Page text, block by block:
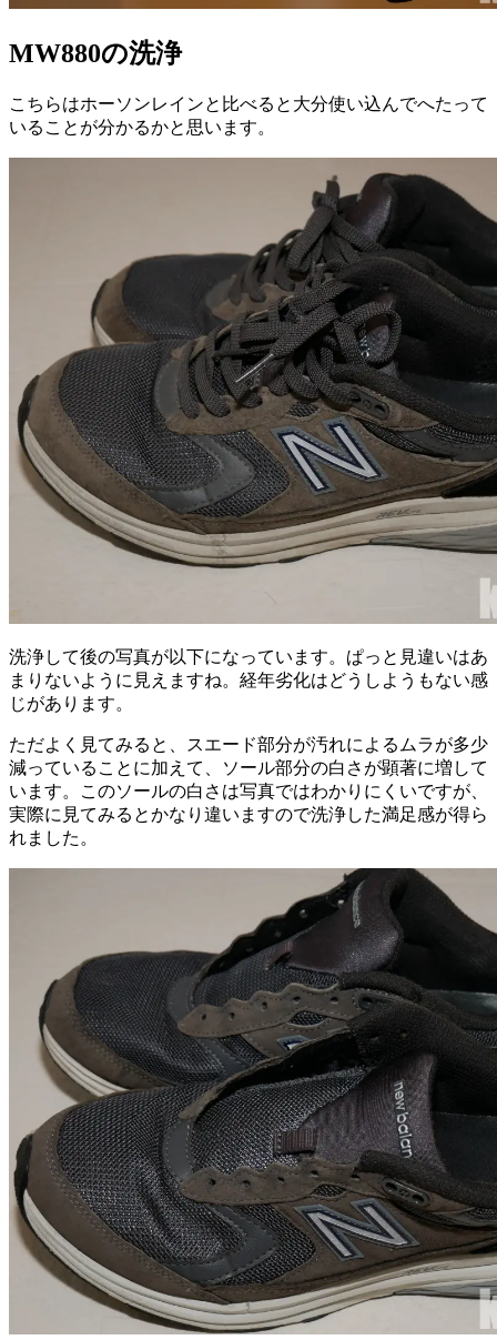
MW880の洗浄
こちらはホーソンレインと比べると大分使い込んでへたって
いることが分かるかと思います。
洗浄して後の写真が以下になっています。ぱっと見違いはあ
まりないように見えますね。経年劣化はどうしようもない感
じがあります。
ただよく見てみると、スエード部分が汚れによるムラが多少
減っていることに加えて、ソール部分の白さが顕著に増して
います。このソールの白さは写真ではわかりにくいですが、
実際に見てみるとかなり違いますので洗浄した満足感が得ら
れました。